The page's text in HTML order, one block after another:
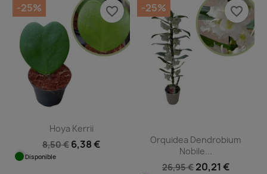
Hoya Kerrii
8,50 € 6,38 €
Disponible
-25% favorite_border
Orquidea Dendrobium
Nobile...
26,95 € 20,21 €
-25% favorite_border